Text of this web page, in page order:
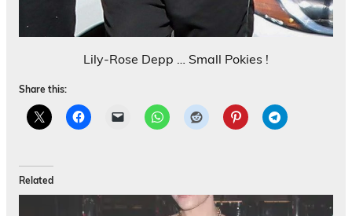
Lily-Rose Depp … Small Pokies !
Share this:
Related